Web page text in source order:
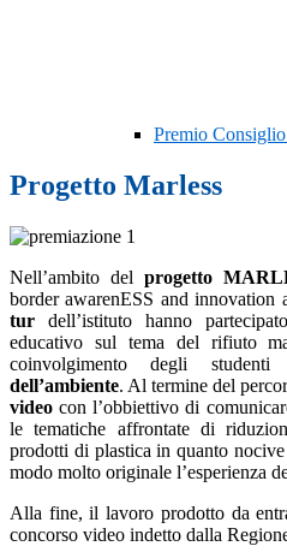
Premio
Progetto Marless
Nell’ambito del progetto
border awarenESS and innovation
tur dell’istituto hanno
educativo sul tema del rifiuto
coinvolgimento degli
dell’ambiente. Al termine del
videocon l’obbiettivo di
le tematiche affrontate di
prodotti di plastica in quanto
modo molto originale l’esperienza
Alla fine, il lavoro prodotto da
concorso video indetto dalla